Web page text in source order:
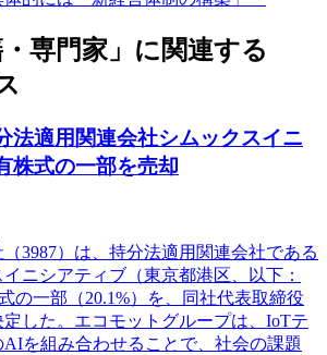
・専門家」に関連する
法適用関連会社シムックスイニ
株式の一部を売却
3987）は、持分法適用関連会社である
ニシアティブ（東京都港区、以下：
の一部（20.1%）を、同社代表取締役
した。エコモットグループは、IoTテ
を組み合わせることで、社会の課題